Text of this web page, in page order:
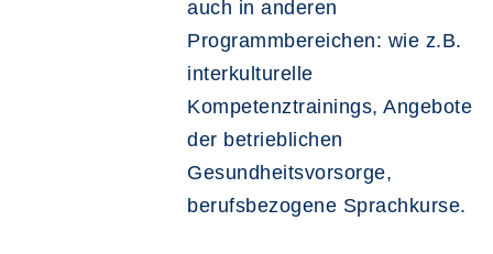
auch in anderen
Programmbereichen: wie z.B.
interkulturelle
Kompetenztrainings, Angebote
der betrieblichen
Gesundheitsvorsorge,
berufsbezogene Sprachkurse.